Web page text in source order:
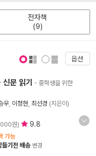
전자책
(9)
옵션
문 읽기
- 중학생을 위한
우 이청현 최선경 (지은이)
원) 9.8
가능
들기전 배송 변경